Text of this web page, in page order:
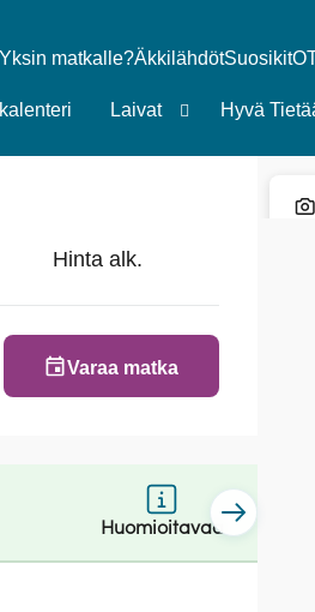
Yksin matkalle?ÄkkilähdötSuosikit
Laivat Hyvä
Hinta alk.
Varaa matka
Huomioitavaa